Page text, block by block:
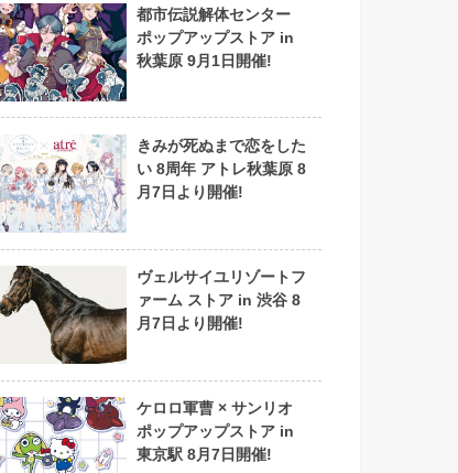
都市伝説解体センター
ポップアップストア in
秋葉原 9月1日開催!
きみが死ぬまで恋をした
い 8周年 アトレ秋葉原 8
月7日より開催!
ヴェルサイユリゾートフ
ァーム ストア in 渋谷 8
月7日より開催!
ケロロ軍曹 × サンリオ
ポップアップストア in
東京駅 8月7日開催!